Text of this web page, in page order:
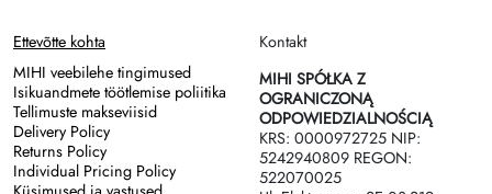
Ettevõtte kohta
MIHI veebilehe tingimused
Isikuandmete töötlemise poliitika
Tellimuste makseviisid
Delivery Policy
Returns Policy
Individual Pricing Policy
Kontakt
MIHI SPÓŁKA Z
OGRANICZONĄ
ODPOWIEDZIALNOŚCIĄ
KRS: 0000972725 NIP:
5242940809 REGON:
522070025